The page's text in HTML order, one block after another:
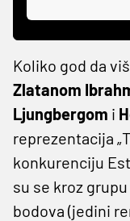
Koliko god da
Zlatanom
Ljungbergom i
reprezentacija
konkurenciju
su se kroz
bodova (jedini